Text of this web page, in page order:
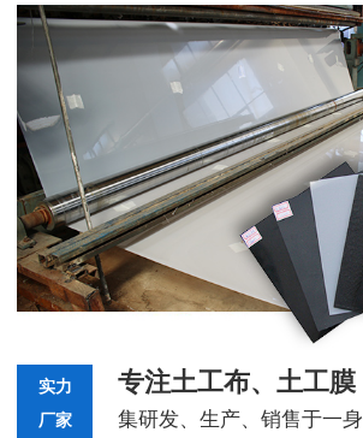
实力
厂家
专注土工布、土工膜
集研发、生产、销售于一身